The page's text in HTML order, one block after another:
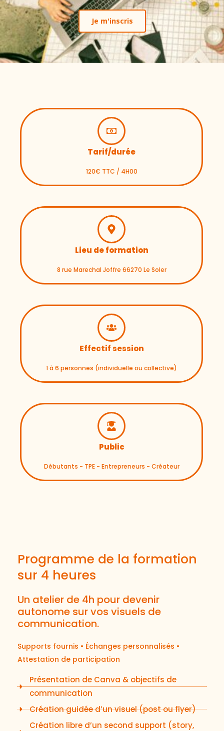
Je m'inscris
Tarif/durée
120€ TTC / 4H00
Lieu de formation
8 rue Marechal Joffre 66270 Le Soler
Effectif session
1 à 6 personnes (individuelle ou collective)
Public
Débutants - TPE - Entrepreneurs - Créateur
Programme de la formation
sur 4 heures
Un atelier de 4h pour devenir
autonome sur vos visuels de
communication.
Supports fournis • Échanges personnalisés •
Attestation de participation
Présentation de Canva & objectifs de
communication
Création guidée d’un visuel (post ou flyer)
Création libre d’un second support (story,